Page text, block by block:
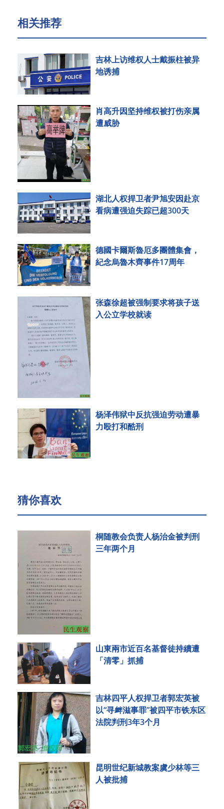
相关推荐
吉林上访维权人士戴振柱被异
地诱捕
肖高升因坚持维权被打伤亲属
遭威胁
湖北人权捍卫者尹旭安因赴京
看病遭强迫失踪已超300天
德國卡爾斯魯厄多團體集會，
紀念烏魯木齊事件17周年
张森徐超被强制要求将孩子送
入公立学校就读
杨泽伟狱中反抗强迫劳动遭暴
力殴打和酷刑
猜你喜欢
桐随教会负责人杨治金被判刑
三年两个月
山東兩市近百名基督徒持續遭
「清零」抓捕
吉林四平人权捍卫者郭宏英被
以“寻衅滋事罪”被四平市铁东区
法院判刑3年3个月
昆明世纪新城教案虞少林等三
人被批捕